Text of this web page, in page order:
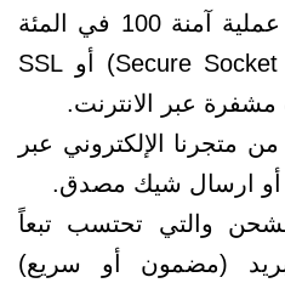
• إن عملية الشراء هي عملية آمنة 100 في المئة
باستعمال تقنية (Secure Socket Layer) أو SSL
مشفرة عبر الانترنت.
متجرنا الإلكتروني عبر
أو ارسال شيك مصدق.
والتي تحتسب تبعاً
(مضمون أو سريع)